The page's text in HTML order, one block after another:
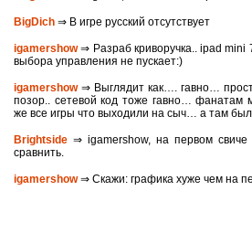
BigDich ⇒ В игре русский отсутствует
igamershow⇒ Разраб криворучка.. ipad mini
выбора управления не пускает:)
igamershow⇒ Выглядит как…. гавно…
позор.. сетевой код тоже гавно… фанатам
же все игры что выходили на сыч… а там
Brightside ⇒ igamershow, на первом свиче
сравнить.
igamershow⇒ Скажи: графика хуже чем на